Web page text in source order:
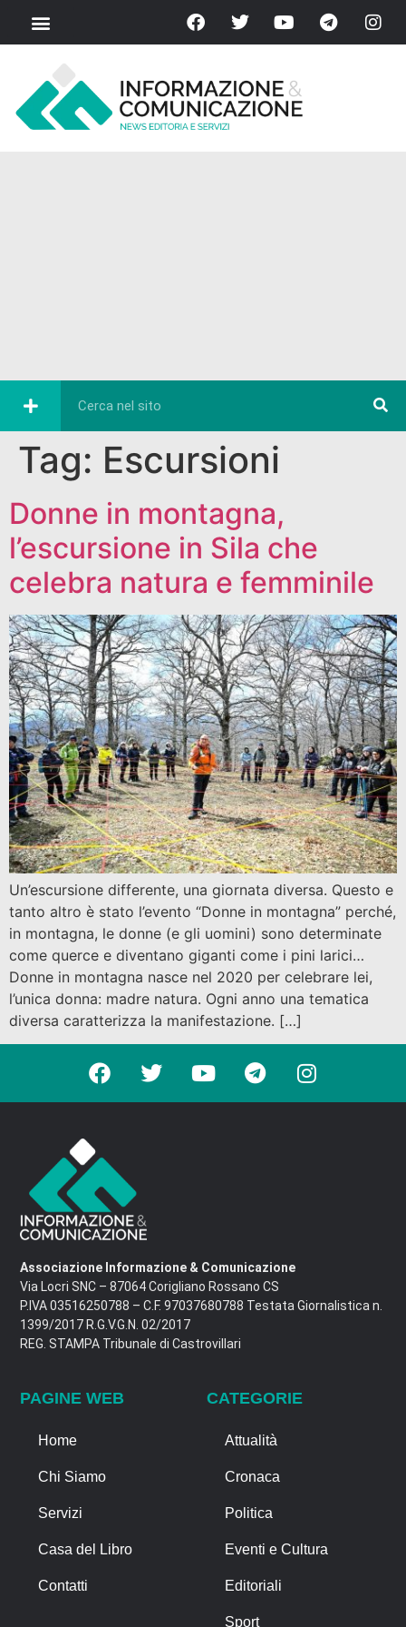
Tag: Escursioni
Donne in montagna,
l’escursione in Sila che
celebra natura e femminile
Un’escursione differente, una giornata diversa. Questo e
tanto altro è stato l’evento “Donne in montagna” perché,
in montagna, le donne (e gli uomini) sono determinate
come querce e diventano giganti come i pini larici…
Donne in montagna nasce nel 2020 per celebrare lei,
l’unica donna: madre natura. Ogni anno una tematica
diversa caratterizza la manifestazione. […]
Associazione Informazione & Comunicazione
Via Locri SNC – 87064 Corigliano Rossano CS
P.IVA 03516250788 – C.F. 97037680788 Testata Giornalistica n.
1399/2017 R.G.V.G.N. 02/2017
REG. STAMPA Tribunale di Castrovillari
PAGINE WEB
Home
Chi Siamo
Servizi
Casa del Libro
Contatti
CATEGORIE
Attualità
Cronaca
Politica
Eventi e Cultura
Editoriali
Sport